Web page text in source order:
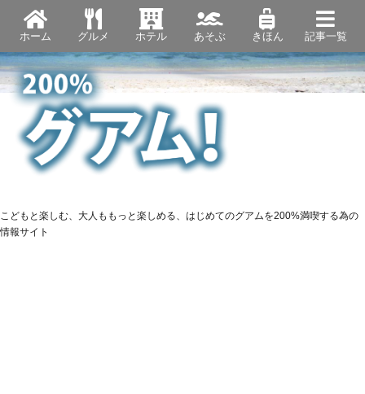
ホーム グルメ ホテル あそぶ きほん 記事一覧
こどもと楽しむ、大人ももっと楽しめる、はじめてのグアムを200%満喫する為の
情報サイト